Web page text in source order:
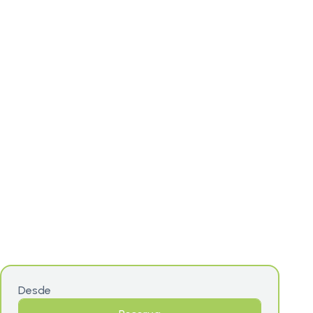
Desde